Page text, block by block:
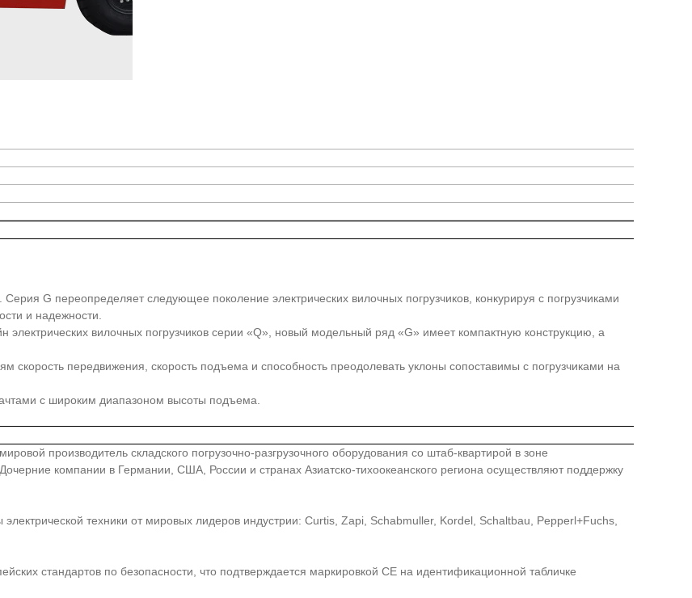
G переопределяет следующее поколение электрических вилочных погрузчиков, конкурируя с погрузчиками
и надежности.
электрических вилочных погрузчиков серии «Q», новый модельный ряд «G» имеет компактную конструкцию, а
передвижения, скорость подъема и способность преодолевать уклоны сопоставимы с погрузчиками на
с широким диапазоном высоты подъема.
производитель складского погрузочно-разгрузочного оборудования со штаб-квартирой в зоне
компании в Германии, США, России и странах Азиатско-тихоокеанского региона осуществляют поддержку
техники от мировых лидеров индустрии: Curtis, Zapi, Schabmuller, Kordel, Schaltbau, Pepperl+Fuchs,
стандартов по безопасности, что подтверждается маркировкой СЕ на идентификационной табличке